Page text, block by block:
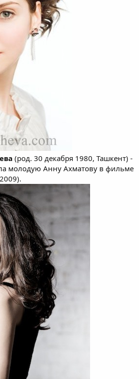
(род. 30 декабря 1980, Ташкент) -
молодую Анну Ахматову в фильме